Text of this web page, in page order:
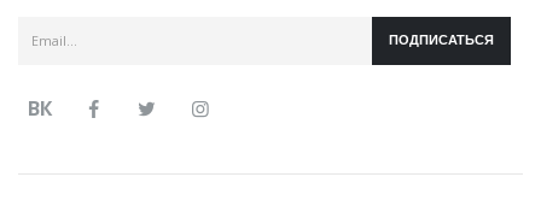
ПОДПИСАТЬСЯ
ВК